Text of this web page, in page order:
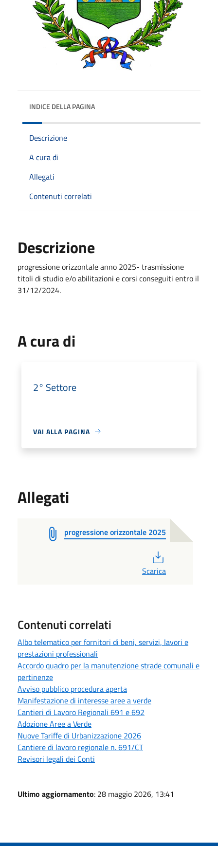
INDICE DELLA PAGINA
Descrizione
A cura di
Allegati
Contenuti correlati
Descrizione
progressione orizzontale anno 2025- trasmissione
titoli di studio e/o abilitazioni e corsi conseguiti entro il
31/12/2024.
A cura di
2° Settore
VAI ALLA PAGINA
Allegati
progressione orizzontale 2025
Scarica
Contenuti correlati
Albo telematico per fornitori di beni, servizi, lavori e
prestazioni professionali
Accordo quadro per la manutenzione strade comunali e
pertinenze
Avviso pubblico procedura aperta
Manifestazione di interesse aree a verde
Cantieri di Lavoro Regionali 691 e 692
Adozione Aree a Verde
Nuove Tariffe di Urbanizzazione 2026
Cantiere di lavoro regionale n. 691/CT
Revisori legali dei Conti
Ultimo aggiornamento: 28 maggio 2026, 13:41